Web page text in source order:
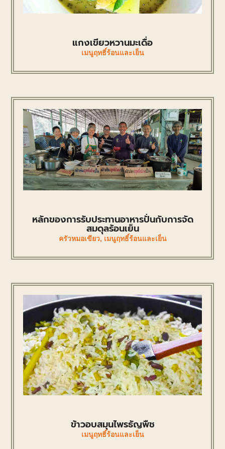
แกงเขียวหวานมะเดื่อ
เมนูฤทธิ์ร้อนและเย็น
หลักของการรับประทานอาหารปั่นกับการจัด
สมดุลร้อนเย็น
ครัวหมอเขียว, เมนูฤทธิ์ร้อนและเย็น
ข้าวอบสมุนไพรธัญพืช
เมนูฤทธิ์ร้อนและเย็น